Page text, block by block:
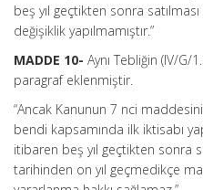
beş yıl geçtikten sonra
değişiklik yapılmamıştır.”
MADDE 10- Aynı Tebliğin (IV/
paragraf eklenmiştir.
“Ancak Kanunun 7 nci
bendi kapsamında ilk iktisabı
itibaren beş yıl geçtikten sonra
tarihinden on yıl geçmedikçe